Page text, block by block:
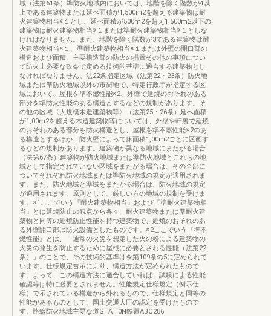
域（法第61条）準防火地域内においては、地階を除く階数が4以
上である建築物または延べ面積が1,500m2を超える建築物は耐
火建築物相当※１とし、延べ面積が500m2を超え1,500m2以下の
建築物は耐火建築物相当※１または準耐火建築物相当※１としな
ければなりません。また、地階を除く階数が3である建築物は耐
火建築物相当※１、準耐火建築物相当※１または外壁の開口部の
構造および面積、主要構造部の防火の措置その他の事項につい
て防火上必要な政令で定める技術的基準に適合する建築物とし
なければなりません。法22条指定区域（法第22・23条）防火地
域または準防火地域以外の市街地で、特定行政庁が指定する区
域において、屋根を準不燃性能※2、外壁で延焼のおそれのある
部分を準防火性能のある構造とするなどの規制があります。そ
の他の区域〈大規模木造建築物等〉（法第25・26条）延べ面積
が1,00m2を超える木造建築物等については、外壁や軒裏で延焼
のおそれのある部分を防火構造とし、屋根を準不燃性能※2のあ
る構造とするほか、防火壁によって床面積1,00m2ごとに区画す
るなどの規制があります。建築物が異なる地域にまたがる場合
（法第67条）建築物が防火地域または準防火地域とこれらの地
域として指定されていない区域をまたがる場合は、その全部に
ついてそれぞれ防火地域または準防火地域の規定が適用されま
す。また、防火地域と準域をまたがる場合は、防火地域の規定
が適用されます。原則として、厳しい方の地域の規制を受けま
す。※1ここでいう『耐火建築物相当』および『準耐火建築物相
当』とは延焼防止の観点から各々、耐火建築物または準耐火建
築物と同等の延焼防止性能を持つ建築物で、延焼のおそれのあ
る外壁開口部は防火設備としたものです。※2ここでいう『準不
燃性能』とは、「通常の火災を想定した火の粉による建築物の
火災の発生を防止するために屋根に必要とされる性能（法第22
条）」のことで、その技術的基準は令第109条の5に定められて
います。仕様規定告示により、構造方法が定められたもので
す。よって、この構造方法に適合していれば、試験による性能
確認等は特に必要とされません。性能規定仕様規定（例示仕
様）で示されている構造から外れるもので、仕様規定と同等の
性能があるものとして、国土交通大臣の認定を受けたもので
す。路線防火地域主要な道STATI0N鉄道ABC286